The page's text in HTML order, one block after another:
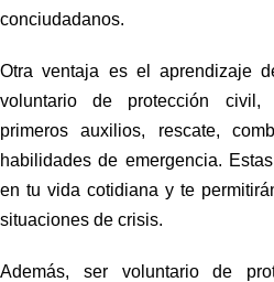
conciudadanos.
Otra ventaja es el aprendizaje
voluntario de protección civil,
primeros auxilios, rescate,
habilidades de emergencia.
en tu vida cotidiana y te
situaciones de crisis.
Además, ser voluntario de